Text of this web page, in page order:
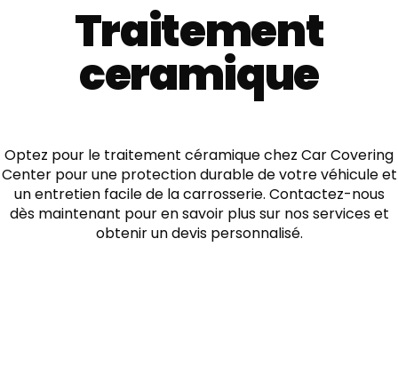
Traitement
ceramique
Optez pour le traitement céramique chez Car Covering
Center pour une protection durable de votre véhicule et
un entretien facile de la carrosserie. Contactez-nous
dès maintenant pour en savoir plus sur nos services et
obtenir un devis personnalisé.